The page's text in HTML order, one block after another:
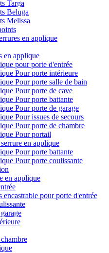
Targa
Beluga
Melissa
en applique
en applique
pour porte d'entrée
Pour porte intérieure
Pour porte salle de bain
Pour porte de cave
Pour porte battante
Pour porte de garage
Pour issues de secours
Pour porte de chambre
Pour portail
en applique
Pour porte battante
Pour porte coulissante
en applique
encastrable pour porte d'entrée